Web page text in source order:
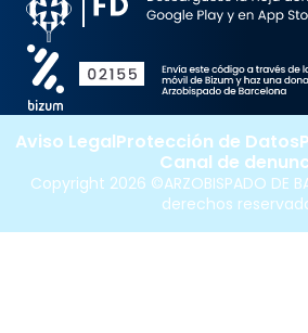
Copyright 2026 ©ARZOBISPADO DE
derechos
Aviso LegalProtección de Datos
Canal de